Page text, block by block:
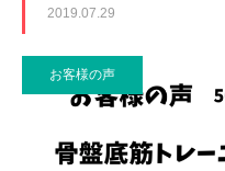
2019.07.29
お客様の声